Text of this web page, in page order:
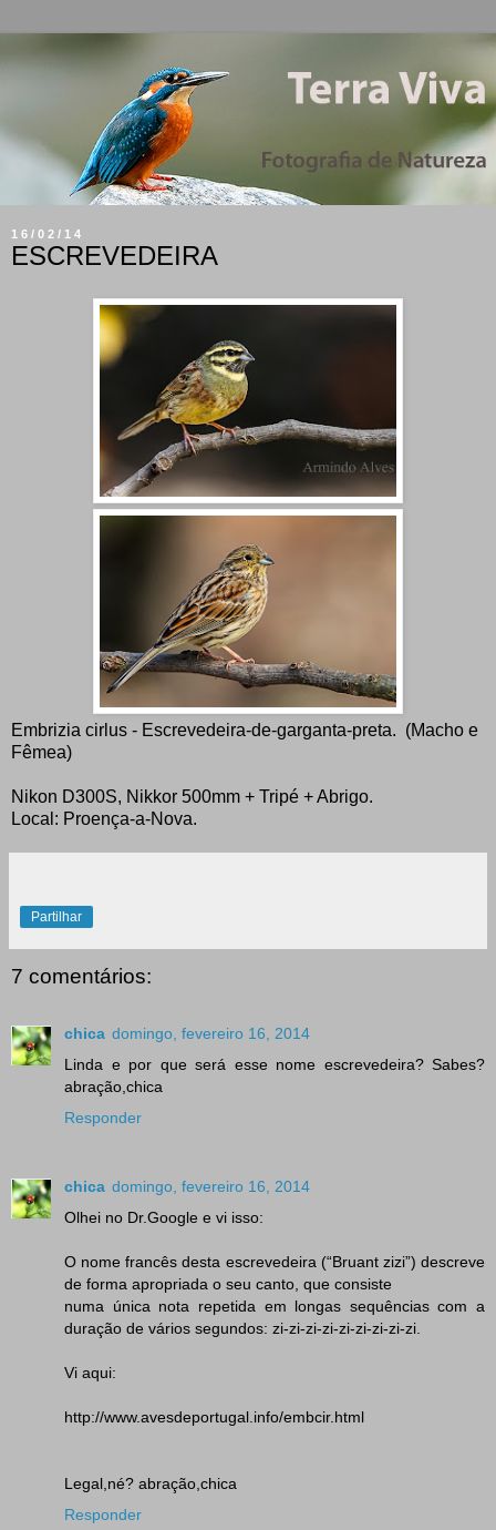
16/02/14
ESCREVEDEIRA
Embrizia cirlus - Escrevedeira-de-garganta-preta. (Macho e
Fêmea)
Nikon D300S, Nikkor 500mm + Tripé + Abrigo.
Local: Proença-a-Nova.
Partilhar
7 comentários:
chica domingo, fevereiro 16, 2014
Linda e por que será esse nome escrevedeira? Sabes?
abração,chica
Responder
chica domingo, fevereiro 16, 2014
Olhei no Dr.Google e vi isso:
O nome francês desta escrevedeira (“Bruant zizi”) descreve
de forma apropriada o seu canto, que consiste
numa única nota repetida em longas sequências com a
duração de vários segundos: zi-zi-zi-zi-zi-zi-zi-zi-zi.
Vi aqui:
http://www.avesdeportugal.info/embcir.html
Legal,né? abração,chica
Responder